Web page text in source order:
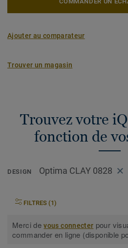
Ajouter au comparateur
Trouver un magasin
Trouvez votre
fonction de
DESIGN Optima CLAY 0828
FILTRES (1)
Merci devous connecter pour
commander en ligne (disponible